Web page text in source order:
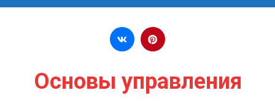
Перейти к содержимому
Основы управления